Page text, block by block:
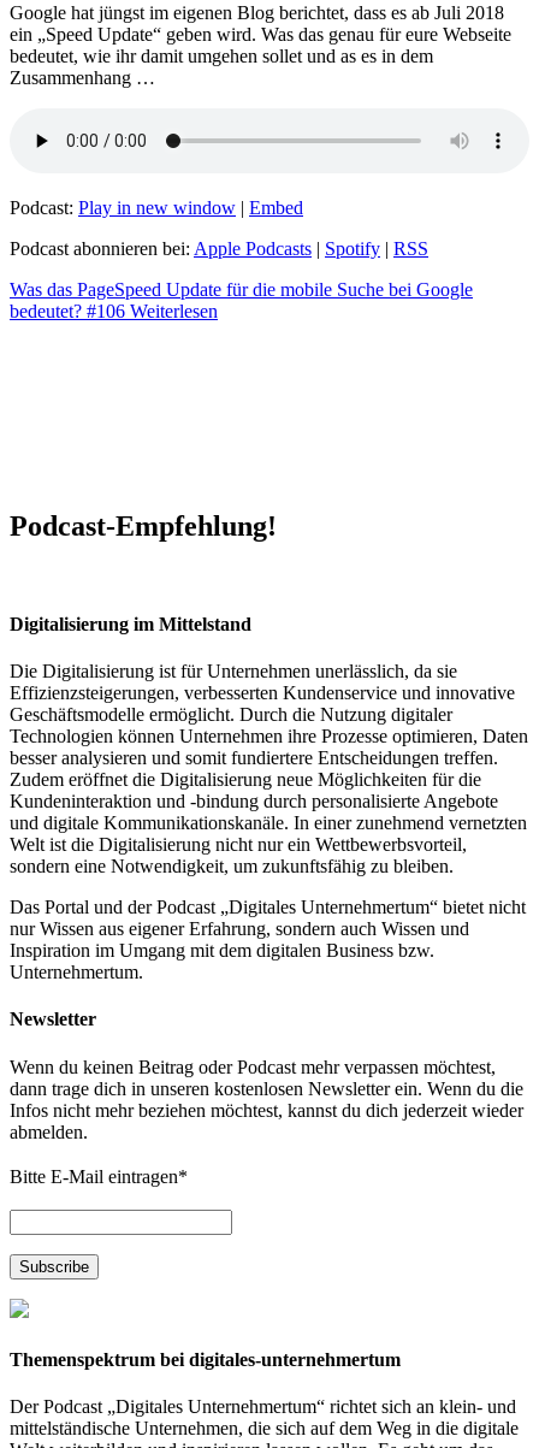
Google hat jüngst im eigenen Blog berichtet, dass es ab Juli 2018
ein „Speed Update“ geben wird. Was das genau für eure Webseite
bedeutet, wie ihr damit umgehen sollet und as es in dem
Zusammenhang …
Podcast: Play in new window | Embed
Podcast abonnieren bei: Apple Podcasts | Spotify | RSS
Was das PageSpeed Update für die mobile Suche bei Google
bedeutet? #106 Weiterlesen
Podcast-Empfehlung!
Digitalisierung im Mittelstand
Die Digitalisierung ist für Unternehmen unerlässlich, da sie
Effizienzsteigerungen, verbesserten Kundenservice und innovative
Geschäftsmodelle ermöglicht. Durch die Nutzung digitaler
Technologien können Unternehmen ihre Prozesse optimieren, Daten
besser analysieren und somit fundiertere Entscheidungen treffen.
Zudem eröffnet die Digitalisierung neue Möglichkeiten für die
Kundeninteraktion und -bindung durch personalisierte Angebote
und digitale Kommunikationskanäle. In einer zunehmend vernetzten
Welt ist die Digitalisierung nicht nur ein Wettbewerbsvorteil,
sondern eine Notwendigkeit, um zukunftsfähig zu bleiben.
Das Portal und der Podcast „Digitales Unternehmertum“ bietet nicht
nur Wissen aus eigener Erfahrung, sondern auch Wissen und
Inspiration im Umgang mit dem digitalen Business bzw.
Unternehmertum.
Newsletter
Wenn du keinen Beitrag oder Podcast mehr verpassen möchtest,
dann trage dich in unseren kostenlosen Newsletter ein. Wenn du die
Infos nicht mehr beziehen möchtest, kannst du dich jederzeit wieder
abmelden.
Bitte E-Mail eintragen*
Themenspektrum bei digitales-unternehmertum
Der Podcast „Digitales Unternehmertum“ richtet sich an klein- und
mittelständische Unternehmen, die sich auf dem Weg in die digitale